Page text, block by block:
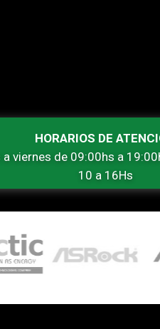
HORARIOS DE
a viernes de 09:00hs a
10 a 16Hs